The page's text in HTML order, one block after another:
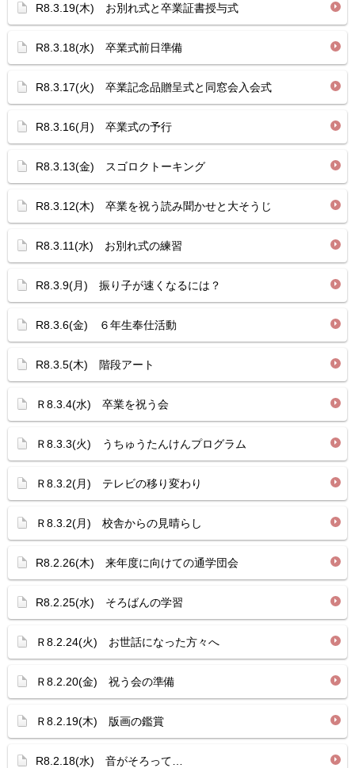
R8.3.19(木) お別れ式と卒業証書授与式
R8.3.18(水) 卒業式前日準備
R8.3.17(火) 卒業記念品贈呈式と同窓会入会式
R8.3.16(月) 卒業式の予行
R8.3.13(金) スゴロクトーキング
R8.3.12(木) 卒業を祝う読み聞かせと大そうじ
R8.3.11(水) お別れ式の練習
R8.3.9(月) 振り子が速くなるには？
R8.3.6(金) ６年生奉仕活動
R8.3.5(木) 階段アート
Ｒ8.3.4(水) 卒業を祝う会
Ｒ8.3.3(火) うちゅうたんけんプログラム
Ｒ8.3.2(月) テレビの移り変わり
Ｒ8.3.2(月) 校舎からの見晴らし
R8.2.26(木) 来年度に向けての通学団会
R8.2.25(水) そろばんの学習
Ｒ8.2.24(火) お世話になった方々へ
Ｒ8.2.20(金) 祝う会の準備
Ｒ8.2.19(木) 版画の鑑賞
R8.2.18(水) 音がそろって…